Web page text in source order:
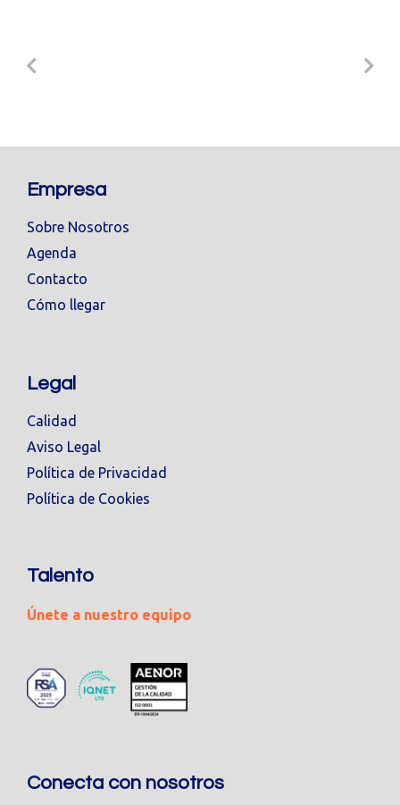
Empresa
Sobre Nosotros
Agenda
Contacto
Cómo llegar
Legal
Calidad
Aviso Legal
Política de Privacidad
Política de Cookies
Talento
Únete a nuestro equipo
Conecta con nosotros